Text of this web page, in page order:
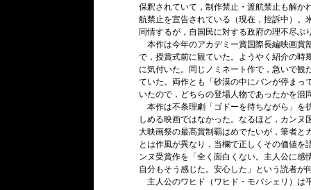
保釈されていて，制作禁止・渡航禁止も解か
航禁止を宣告されている（現在，控訴中）。
同情するが，自国民に対する政府の理不尽ぶ
本作は今年のアカデミー賞国際長編映画賞
で，授賞式前に観ていた。ようやく紹介の時
に気付いた。同じノミネート作で，急いで
ていた。両作とも「砂漠の中にバンが停まっ
いたので，どちらの登場人物であったかを混
本作は不条理劇「ゴドーを待ちながら」を
しめる映画ではなかった。なるほど，カン
大映画祭の最高賞制覇はめでたいが，筆者と
とは作風が異なり，当欄で正しくその価値
ンヌ受賞作を「全く面白くない。主人公に
自分もそう感じた。安心した」という読者が
主人公のワヒド（ワヒド・モバシェリ）は